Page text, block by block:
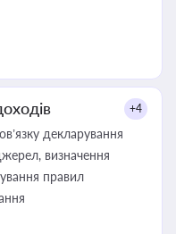
+4
декларування
визначення
правил